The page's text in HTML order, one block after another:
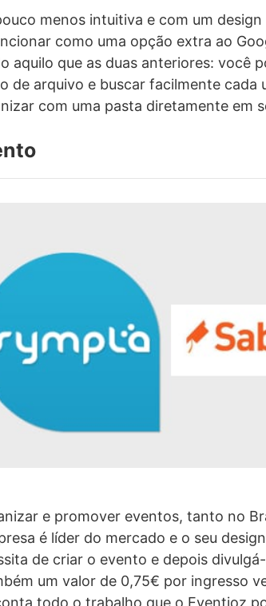
menos intuitiva e com um design
como uma opção extra ao
aquilo que as duas anteriores: você
de arquivo e buscar facilmente cada
com uma pasta diretamente em
e promover eventos, tanto no
é líder do mercado e o seu
de criar o evento e depois
um valor de 0,75€ por ingresso
todo o trabalho que o Eventioz